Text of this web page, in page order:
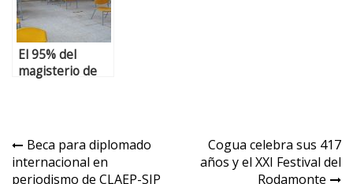
El 95% del
magisterio de
Beca para diplomado
internacional en
periodismo de CLAEP-SIP
Cogua celebra sus 417
años y el XXI Festival del
Rodamonte